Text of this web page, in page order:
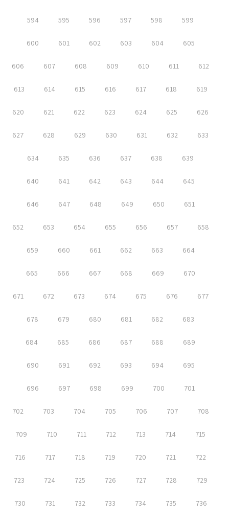
594 595 596 597 598 599
600 601 602 603 604 605
606 607 608 609 610 611 612
613 614 615 616 617 618 619
620 621 622 623 624 625 626
627 628 629 630 631 632 633
634 635 636 637 638 639
640 641 642 643 644 645
646 647 648 649 650 651
652 653 654 655 656 657 658
659 660 661 662 663 664
665 666 667 668 669 670
671 672 673 674 675 676 677
678 679 680 681 682 683
684 685 686 687 688 689
690 691 692 693 694 695
696 697 698 699 700 701
702 703 704 705 706 707 708
709 710 711 712 713 714 715
716 717 718 719 720 721 722
723 724 725 726 727 728 729
730 731 732 733 734 735 736